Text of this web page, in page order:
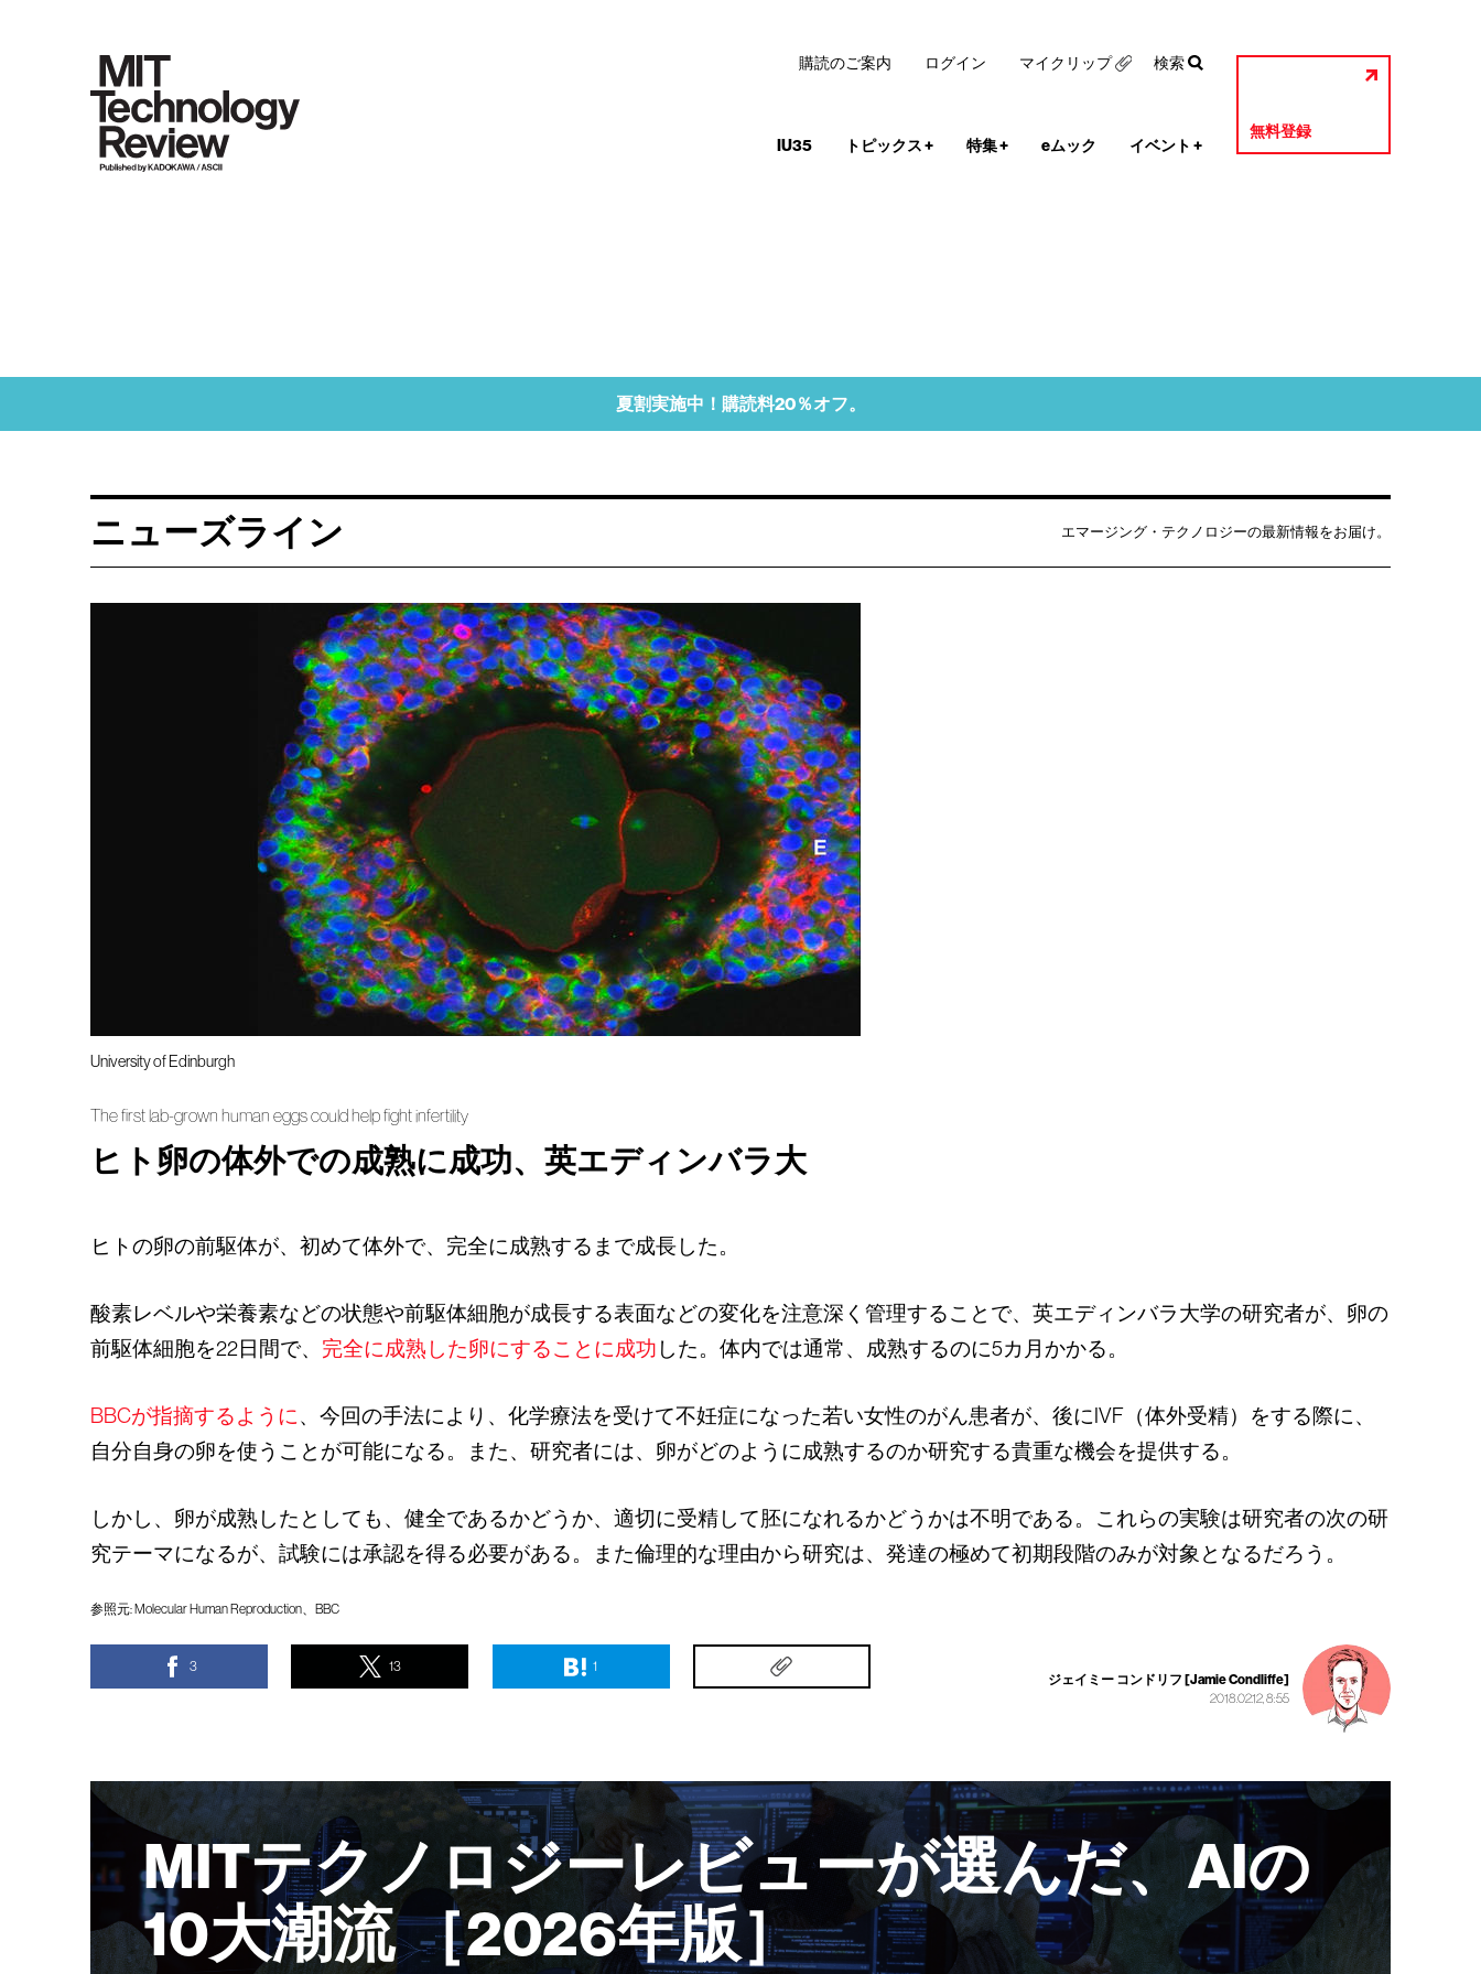
IU35 トピックス+ 特集+ eムック イベント +
無料登録
購読のご案内 ログイン マイクリップ 検索
夏割実施中！購読料20％オフ。
ニューズライン エマージング・テクノロジーの最新情報をお届け。
University of Edinburgh
The first lab-grown human eggs could help fight infertility
ヒト卵の体外での成熟に成功、英エディンバラ大
ヒトの卵の前駆体が、初めて体外で、完全に成熟するまで成長した。
酸素レベルや栄養素などの状態や前駆体細胞が成長する表面などの変化を注意深く管理することで、英エディンバラ大学の研究者が、卵の
前駆体細胞を22日間で、 完全に成熟した卵にすることに成功 した。 体内では通常、成熟するのに5カ月かかる。
BBCが指摘するように、今回の手法により、化学療法を受けて不妊症になった若い女性のがん患者が、後にIVF（体外受精）をする際に、
自分自身の卵を使うことが可能になる。また、研究者には、卵がどのように成熟するのか研究する貴重な機会を提供する。
しかし、卵が成熟したとしても、健全であるかどうか、適切に受精して胚になれるかどうかは不明である。これらの実験は研究者の次の研
究テーマになるが、試験には承認を得る必要がある。また倫理的な理由から研究は、発達の極めて初期段階のみが対象となるだろう。
参照元: Molecular Human Reproduction、 BBC
3 13 1
ジェイミー コンドリフ [Jamie Condliffe]
2018.02.12, 8:55
MITテクノロジーレビューが選んだ、AIの
10大潮流 ［2026年版］